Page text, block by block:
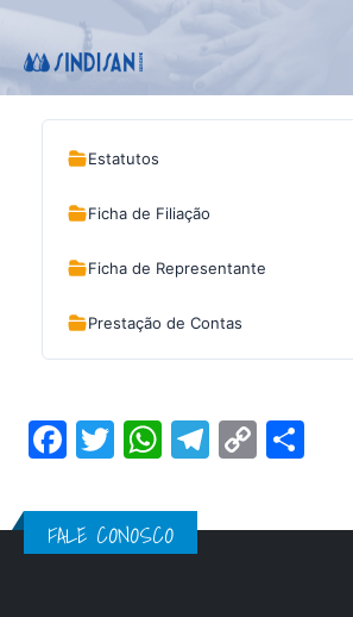
Estatutos
Ficha de Filiação
Ficha de Representante
Prestação de Contas
Facebook
Twitter
WhatsApp
Telegram
Copy
FALE CONOSCO